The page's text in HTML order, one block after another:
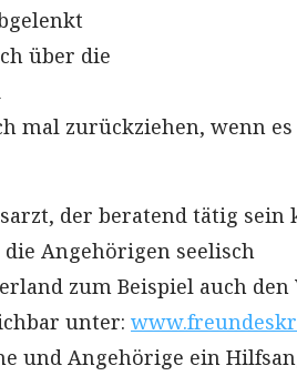
über die
mal zurückziehen, wenn
der beratend tätig sein
Angehörigen seelisch
zum Beispiel auch den
unter:
und Angehörige ein